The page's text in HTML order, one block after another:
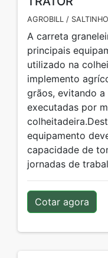
AGROBILL /
A carreta
principais
utilizado na
implemento
grãos, evitando
executadas por
equipamento
capacidade de
jornadas de
Cotar agora